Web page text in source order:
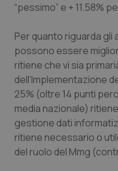
“pessimo” e + 11.58%
Per quanto riguarda
possono essere
ritiene che vi sia
dell’Implementazione
25% (oltre 14 punti
media nazionale)
gestione dati
ritiene necessario o
del ruolo del Mmg